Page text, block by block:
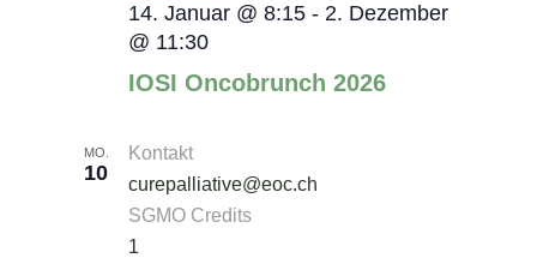
14. Januar @ 8:15 - 2. Dezember
@ 11:30
IOSI Oncobrunch 2026
MO.
10
Kontakt
curepalliative@eoc.ch
SGMO Credits
1